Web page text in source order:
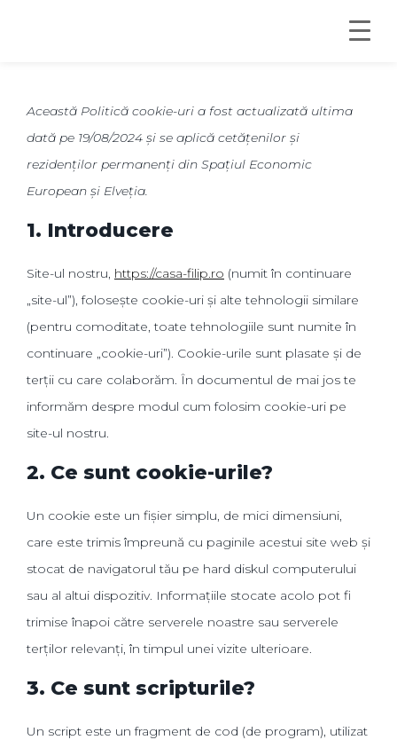
Această Politică cookie-uri a fost actualizată ultima
dată pe 19/08/2024 și se aplică cetățenilor și
rezidenților permanenți din Spațiul Economic
European și Elveția.
1. Introducere
Site-ul nostru, https://casa-filip.ro (numit în continuare
„site-ul”), folosește cookie-uri și alte tehnologii similare
(pentru comoditate, toate tehnologiile sunt numite în
continuare „cookie-uri”). Cookie-urile sunt plasate și de
terții cu care colaborăm. În documentul de mai jos te
informăm despre modul cum folosim cookie-uri pe
site-ul nostru.
2. Ce sunt cookie-urile?
Un cookie este un fișier simplu, de mici dimensiuni,
care este trimis împreună cu paginile acestui site web și
stocat de navigatorul tău pe hard diskul computerului
sau al altui dispozitiv. Informațiile stocate acolo pot fi
trimise înapoi către serverele noastre sau serverele
terților relevanți, în timpul unei vizite ulterioare.
3. Ce sunt scripturile?
Un script este un fragment de cod (de program), utilizat